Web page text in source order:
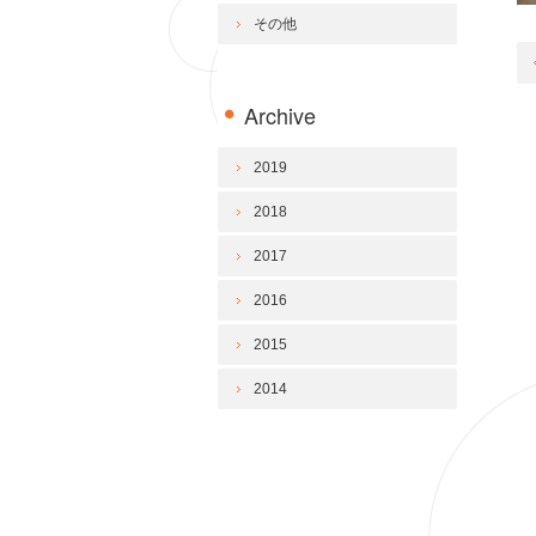
その他
Archive
2019
2018
2017
2016
2015
2014